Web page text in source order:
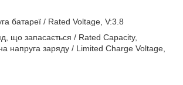
батареї / Rated Voltage, V:3.8
що запасається / Rated Capacity,
напруга заряду / Limited Charge Voltage,